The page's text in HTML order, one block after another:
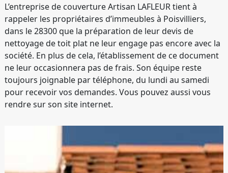
L’entreprise de couverture Artisan LAFLEUR tient à
rappeler les propriétaires d’immeubles à Poisvilliers,
dans le 28300 que la préparation de leur devis de
nettoyage de toit plat ne leur engage pas encore avec la
société. En plus de cela, l’établissement de ce document
ne leur occasionnera pas de frais. Son équipe reste
toujours joignable par téléphone, du lundi au samedi
pour recevoir vos demandes. Vous pouvez aussi vous
rendre sur son site internet.